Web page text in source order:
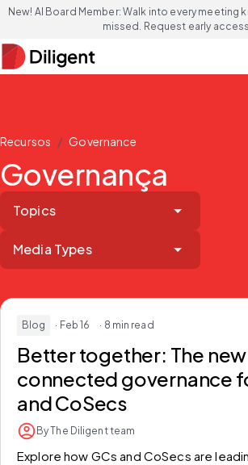
New! AI Board Member: Walk into every meeting
missed. Request early access
Recursos / Governance
Governança
Topics
Media Types
Blog · Feb 16 · 8 min read
Better together: The
connected governance
and CoSecs
By The Diligent team
Explore how GCs and CoSecs are